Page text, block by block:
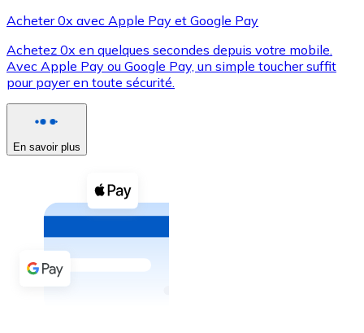
XRP
XRP
Voir toutes
Coupons crypto
Achetez des cryptomonnaies en espèces et d'autres
Acheter avec espèces
Virement SEPA
Acheter 0x avec Apple Pay et Google Pay
Achetez 0x en quelques secondes depuis votre mobile.
Avec Apple Pay ou Google Pay, un simple toucher suffit
pour payer en toute sécurité.
En savoir plus